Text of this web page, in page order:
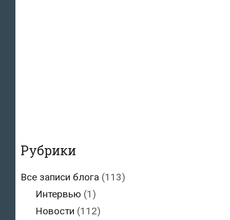
Рубрики
Все записи блога (113)
Интервью (1)
Новости (112)